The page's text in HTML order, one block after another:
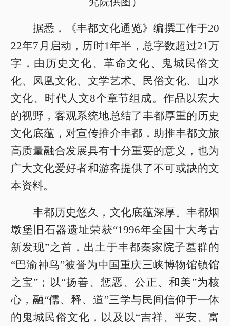
据悉，《丰都文化通览》编撰工作于20
22年7月启动，历时1年半，总字数超过21万
字，由历史文化、革命文化、鬼城民俗文
化、凤凰文化、文学艺术、民俗文化、山水
文化、时代人文8个章节组成。作品以宏大
的视野，客观系统地总结了丰都厚重的历史
文化底蕴，对宣传推介丰都，助推丰都文旅
高质量融合发展具有十分重要的意义，也为
广大文化爱好者和游客提供了不可或缺的文
本资料。
丰都历史悠久，文化底蕴深厚。丰都烟
墩堡旧石器遗址荣获“1996年全国十大考古
新发现”之首，出土于丰都秦家院子墓群的
“巴渝神鸟”被誉为中国重庆三峡博物馆镇馆
之宝”；以“扬善、惩恶、公正、和美”为核
心，融“儒、释、道”三学与民间信仰于一体
的鬼城民俗文化，以及以“吉祥、平安、富